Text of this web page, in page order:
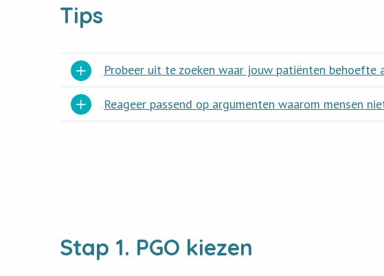
Tips
Probeer uit te zoeken waar jouw patiënten behoefte
Reageer passend op argumenten waarom mensen
Stap 1. PGO kiezen